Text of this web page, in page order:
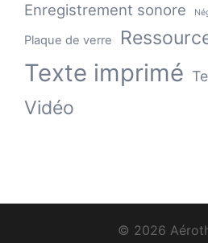
Enregistrement sonore
Plaque de verre
Texte imprimé
Vidéo
© 2026